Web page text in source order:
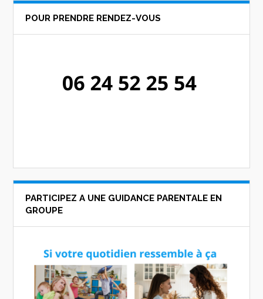
POUR PRENDRE RENDEZ-VOUS
PARTICIPEZ A UNE GUIDANCE PARENTALE EN
GROUPE